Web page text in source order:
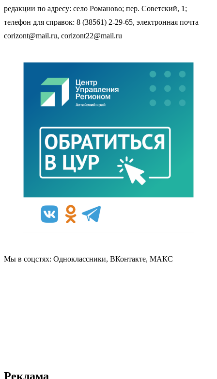
редакции по адресу: село Романово; пер. Советский, 1;
телефон для справок: 8 (38561) 2-29-65, электронная почта
corizont@mail.ru, corizont22@mail.ru
Мы в соцстях: Одноклассники, ВКонтакте, МАКС
Реклама